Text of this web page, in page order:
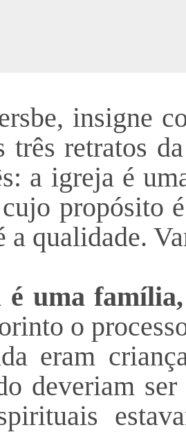
insigne
três retratos
a igreja é
propósito
a qualidade.
é uma
o
eram
deveriam